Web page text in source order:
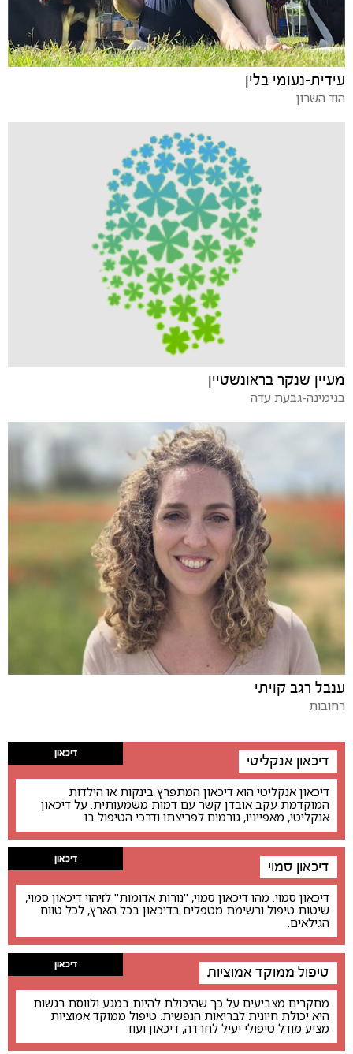
עידית-נעומי בלין
הוד השרון
מעיין שנקר בראונשטיין
בנימינה-גבעת עדה
ענבל רגב קויתי
רחובות
דיכאון דיכאון אנקליטי
דיכאון אנקליטי הוא דיכאון המתפרץ בינקות או הילדות
המוקדמת עקב אובדן קשר עם דמות משמעותית. על דיכאון
אנקליטי, מאפייניו, גורמים לפריצתו ודרכי הטיפול בו
דיכאון דיכאון סמוי
דיכאון סמוי: מהו דיכאון סמוי, "נורות אדומות" לזיהוי דיכאון סמוי,
שיטות טיפול ורשימת מטפלים בדיכאון בכל הארץ, לכל טווח
הגילאים.
דיכאון טיפול ממוקד אמוציות
מחקרים מצביעים על כך שהיכולת להיות במגע ולווסת רגשות
היא יכולת חיונית לבריאות הנפשית. טיפול ממוקד אמוציות
מציע מודל טיפולי יעיל לחרדה, דיכאון ועוד